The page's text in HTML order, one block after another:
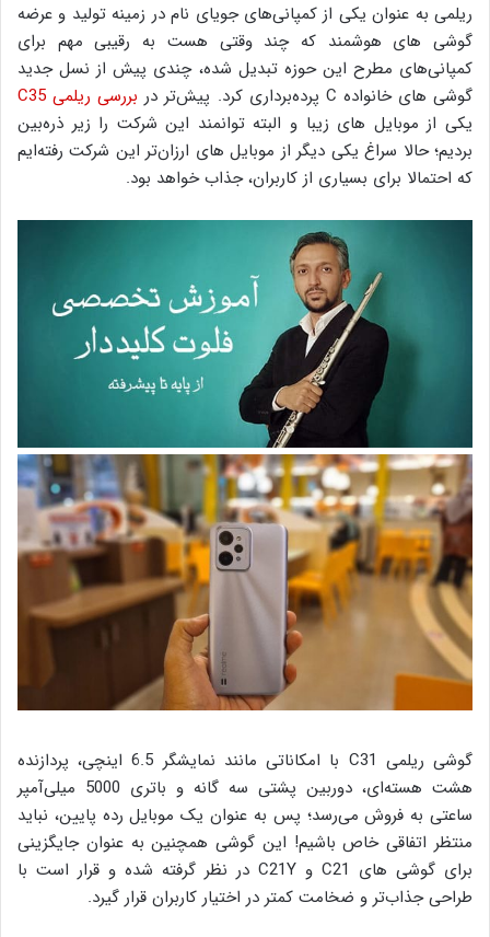
ریلمی به عنوان یکی از کمپانی‌های جویای نام در زمینه تولید و عرضه
گوشی های هوشمند که چند وقتی هست به رقیبی مهم برای
کمپانی‌های مطرح این حوزه تبدیل شده، چندی پیش از نسل جدید
گوشی های خانواده C پرده‌برداری کرد. پیش‌تر در
بررسی ریلمی C35
یکی از موبایل های زیبا و البته توانمند این شرکت را زیر ذره‌بین
بردیم؛ حالا سراغ یکی دیگر از موبایل های ارزان‌تر این شرکت رفته‌ایم
که احتمالا برای بسیاری از کاربران، جذاب خواهد بود.
گوشی ریلمی C31 با امکاناتی مانند نمایشگر 6.5 اینچی، پردازنده
هشت هسته‌ای، دوربین پشتی سه گانه و باتری 5000 میلی‌آمپر
ساعتی به فروش می‌رسد؛ پس به عنوان یک موبایل رده پایین، نباید
منتظر اتفاقی خاص باشیم! این گوشی همچنین به عنوان جایگزینی
برای گوشی های C21 و C21Y در نظر گرفته شده و قرار است با
طراحی جذاب‌تر و ضخامت کمتر در اختیار کاربران قرار گیرد.